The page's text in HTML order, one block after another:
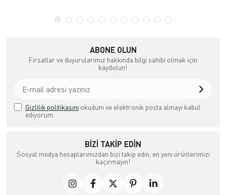
ABONE OLUN
Fırsatlar ve duyurularımız hakkında bilgi sahibi olmak için
kaydolun!
Gizlilik politikasını okudum ve elektronik posta almayı kabul
ediyorum.
BIZI TAKIP EDIN
Sosyal medya hesaplarımızdan bizi takip edin, en yeni ürünlerimizi
kaçırmayın!